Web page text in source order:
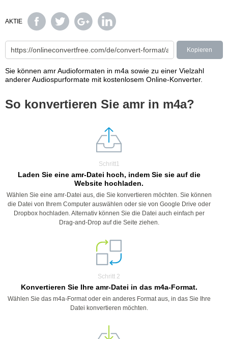
AKTIE
Kopieren
Sie können amr Audioformaten in m4a sowie zu einer Vielzahl
anderer Audiospurformate mit kostenlosem Online-Konverter.
So konvertieren Sie amr in m4a?
Schritt1
Laden Sie eine amr-Datei hoch, indem Sie sie auf die
Website hochladen.
Wählen Sie eine amr-Datei aus, die Sie konvertieren möchten. Sie können
die Datei von Ihrem Computer auswählen oder sie von Google Drive oder
Dropbox hochladen. Alternativ können Sie die Datei auch einfach per
Drag-and-Drop auf die Seite ziehen.
Schritt 2
Konvertieren Sie Ihre amr-Datei in das m4a-Format.
Wählen Sie das m4a-Format oder ein anderes Format aus, in das Sie Ihre
Datei konvertieren möchten.